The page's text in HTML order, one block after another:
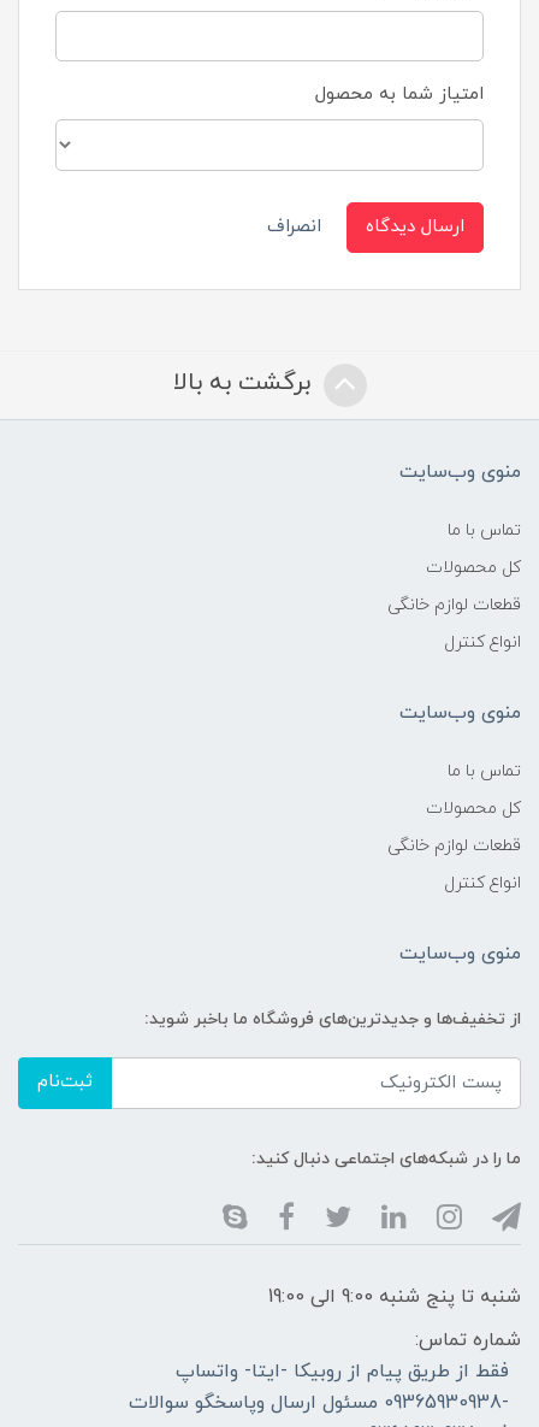
امتیاز شما به محصول
ارسال دیدگاه انصراف
برگشت به بالا
منوی وب‌سایت
تماس با ما
کل محصولات
قطعات لوازم خانگی
انواع کنترل
منوی وب‌سایت
تماس با ما
کل محصولات
قطعات لوازم خانگی
انواع کنترل
منوی وب‌سایت
از تخفیف‌ها و جدیدترین‌های فروشگاه ما باخبر شوید:
ثبت‌نام
ما را در شبکه‌های اجتماعی دنبال کنید:
شنبه تا پنج شنبه 9:00 الی 19:00
شماره تماس:
فقط از طریق پیام از روبیکا -ایتا- واتساپ
-09365930938 مسئول ارسال وپاسخگو سوالات